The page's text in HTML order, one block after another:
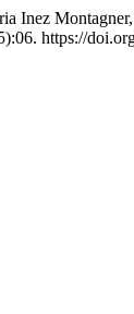
Inez
https://